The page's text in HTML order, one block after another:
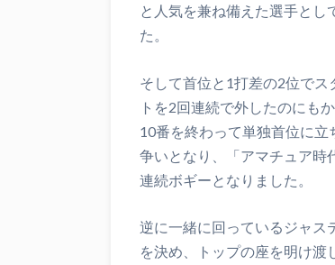
と人気を兼ね備えた選手と
た。
そして首位と1打差の2位で
トを2回連続で外したのにも
10番を終わって単独首位に
争いとなり、「アマチュア時
連続ボギーとなりました。
逆に一緒に回っているジャス
を決め、トップの座を明け渡